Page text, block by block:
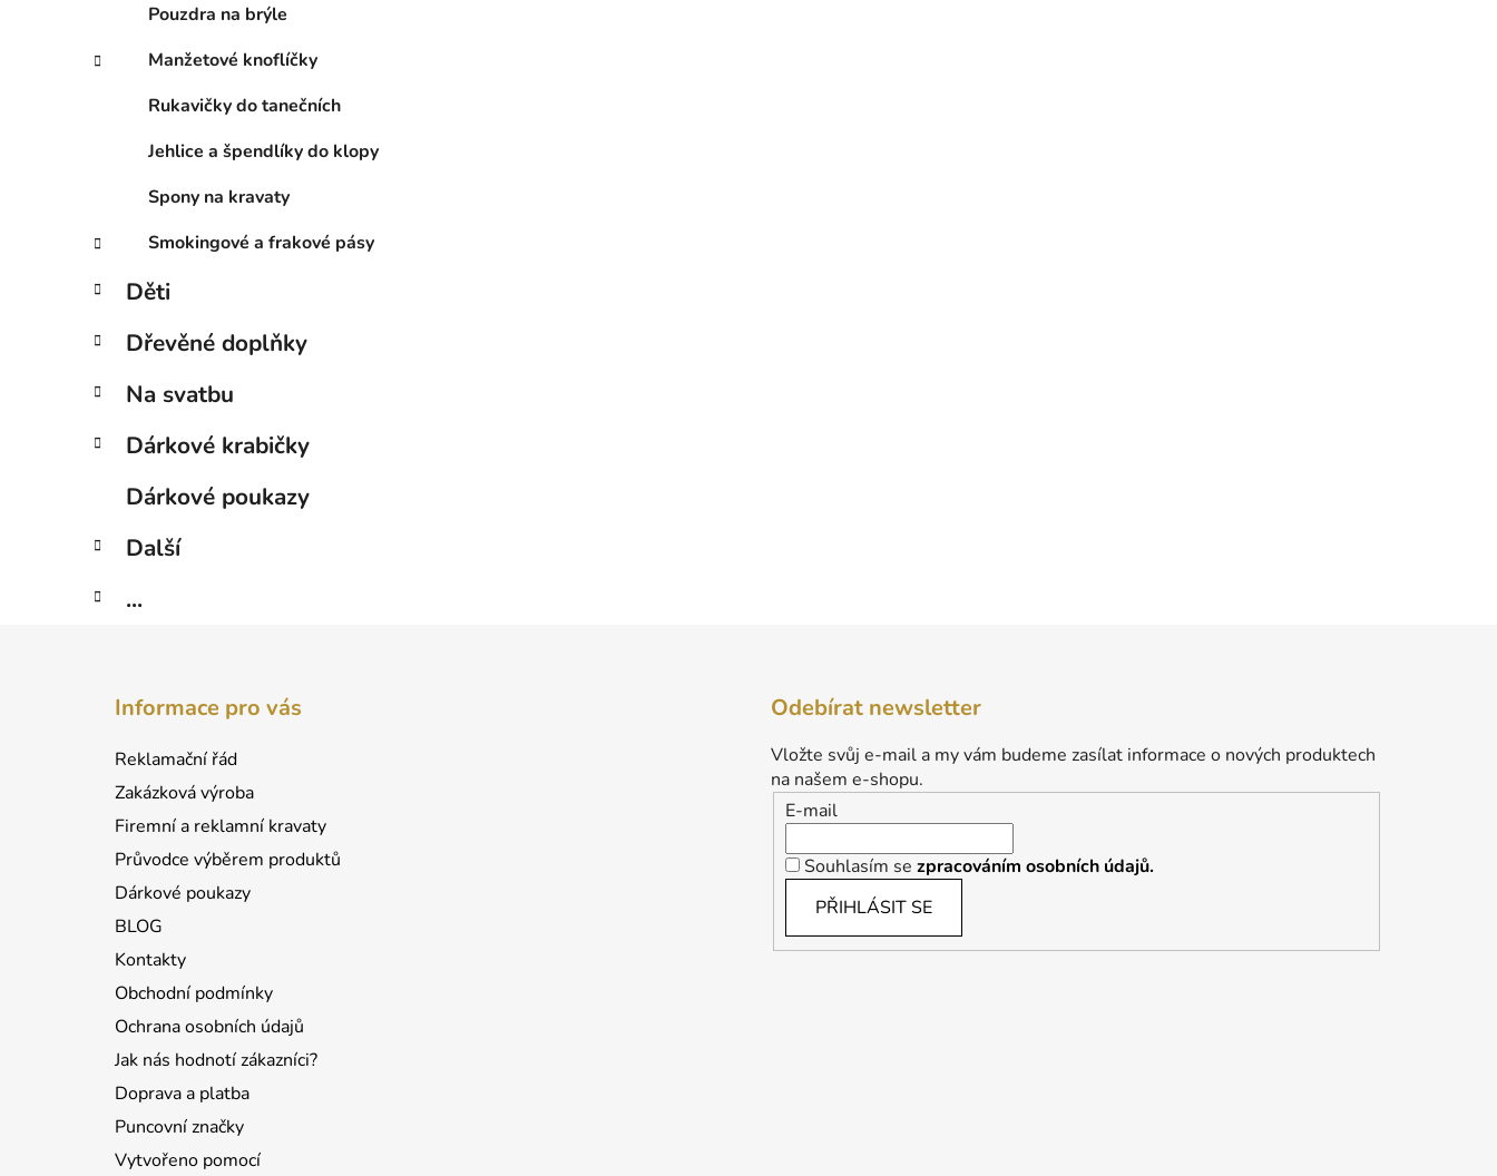
Pouzdra na brýle
Manžetové knoflíčky
Rukavičky do tanečních
Jehlice a špendlíky do klopy
Spony na kravaty
Smokingové a frakové pásy
Děti
Dřevěné doplňky
Na svatbu
Dárkové krabičky
Dárkové poukazy
Další
...
Informace pro vás
Reklamační řád
Zakázková výroba
Firemní a reklamní kravaty
Průvodce výběrem produktů
Dárkové poukazy
BLOG
Kontakty
Obchodní podmínky
Ochrana osobních údajů
Jak nás hodnotí zákazníci?
Doprava a platba
Puncovní značky
Vytvořeno pomocí
Odebírat newsletter
Vložte svůj e-mail a my vám budeme zasílat informace o nových produktech
na našem e-shopu.
E-mail
Souhlasím se zpracováním osobních údajů.
PŘIHLÁSIT SE